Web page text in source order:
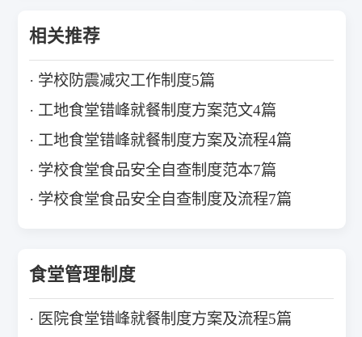
相关推荐
学校防震减灾工作制度5篇
工地食堂错峰就餐制度方案范文4篇
工地食堂错峰就餐制度方案及流程4篇
学校食堂食品安全自查制度范本7篇
学校食堂食品安全自查制度及流程7篇
食堂管理制度
医院食堂错峰就餐制度方案及流程5篇